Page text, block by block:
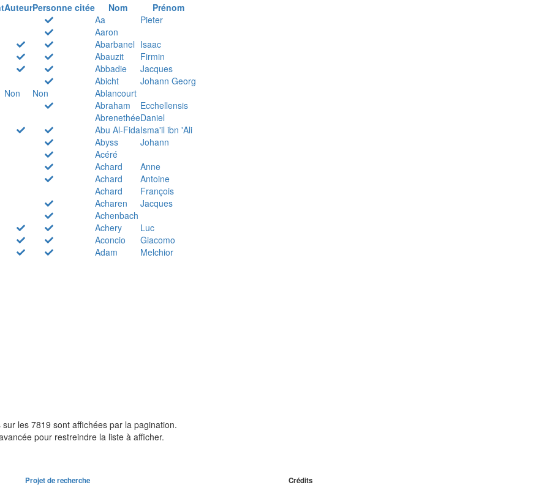
AuteurPersonne citée Nom
Prénom
Aa
Pieter
Aaron
Abarbanel Isaac
Abauzit
Firmin
Abbadie
Jacques
Abicht
Johann Georg
Non Non
Ablancourt
Abraham
Ecchellensis
AbrenethéeDaniel
Abu Al-FidaIsma'il ibn 'Ali
Abyss
Johann
Acéré
Achard
Anne
Achard
Antoine
Achard
François
Acharen
Jacques
Achenbach
Achery
Luc
Aconcio
Giacomo
Adam
Melchior
les 7819 sont affichées par la pagination.
pour restreindre la liste à afficher.
Projet de recherche Crédits